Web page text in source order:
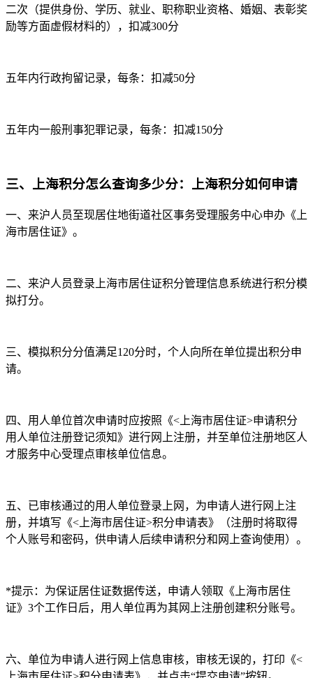
二次（提供身份、学历、就业、职称职业资格、婚姻、表彰奖
励等方面虚假材料的），扣减300分
五年内行政拘留记录，每条：扣减50分
五年内一般刑事犯罪记录，每条：扣减150分
三、 上海积分怎么查询多少分： 上海积分如何申请
一、来沪人员至现居住地街道社区事务受理服务中心申办《上
海市居住证》。
二、来沪人员登录上海市居住证积分管理信息系统进行积分模
拟打分。
三、模拟积分分值满足120分时，个人向所在单位提出积分申
请。
四、用人单位首次申请时应按照《<上海市居住证>申请积分
用人单位注册登记须知》进行网上注册，并至单位注册地区人
才服务中心受理点审核单位信息。
五、已审核通过的用人单位登录上网，为申请人进行网上注
册，并填写《<上海市居住证>积分申请表》（注册时将取得
个人账号和密码，供申请人后续申请积分和网上查询使用）。
*提示：为保证居住证数据传送，申请人领取《上海市居住
证》3个工作日后，用人单位再为其网上注册创建积分账号。
六、单位为申请人进行网上信息审核，审核无误的，打印《<